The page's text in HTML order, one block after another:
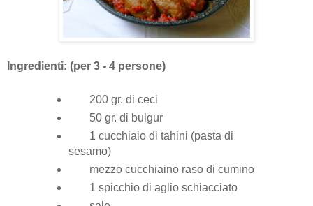
Ingredienti: (per 3 - 4 persone)
200 gr. di ceci
50 gr. di bulgur
1 cucchiaio di tahini (pasta di
sesamo)
mezzo cucchiaino raso di cumino
1 spicchio di aglio schiacciato